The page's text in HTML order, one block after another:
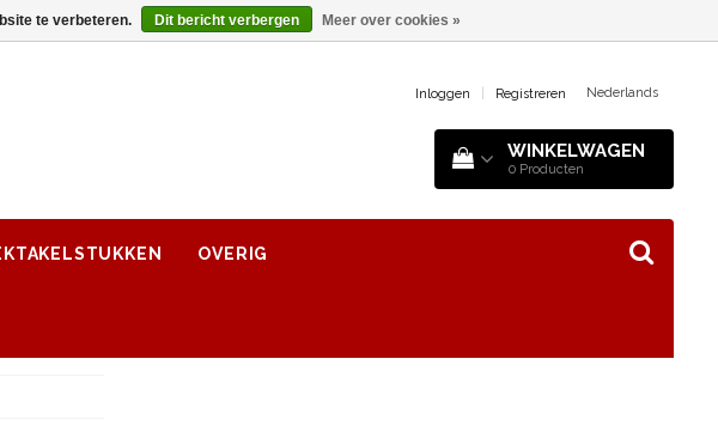
Inloggen Registreren Nederlands
WINKELWAGEN
0 Producten
OVERIG
te verbeteren. Dit bericht verbergen Meer over cookies »